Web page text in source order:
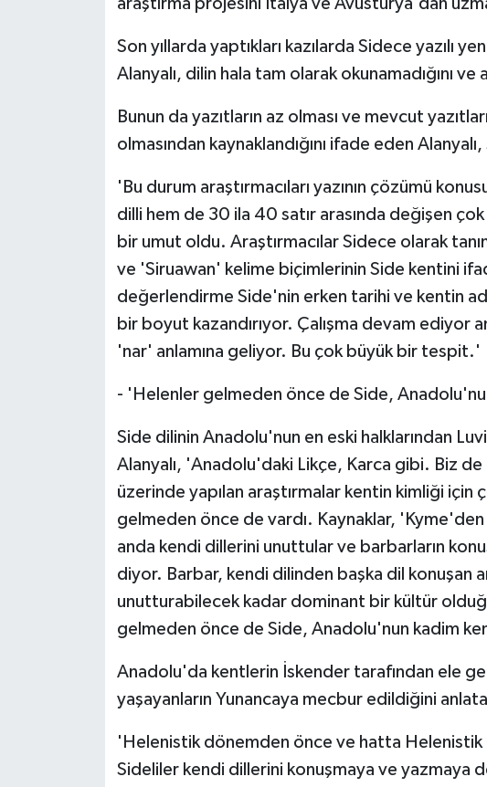
araştırma projesini İtalya ve Avusturya'dan
Son yıllarda yaptıkları kazılarda Sidece yazılı
Alanyalı, dilin hala tam olarak okunamadığını ve
Bunun da yazıtların az olması ve mevcut
olmasından kaynaklandığını ifade eden
'Bu durum araştırmacıları yazının çözümü
dilli hem de 30 ila 40 satır arasında değişen çok
bir umut oldu. Araştırmacılar Sidece olarak
ve 'Siruawan' kelime biçimlerinin Side kentini
değerlendirme Side'nin erken tarihi ve kentin
bir boyut kazandırıyor. Çalışma devam ediyor
'nar' anlamına geliyor. Bu çok büyük bir tespit.'
- 'Helenler gelmeden önce de Side,
Side dilinin Anadolu'nun en eski halklarından
Alanyalı, 'Anadolu'daki Likçe, Karca gibi. Biz
üzerinde yapılan araştırmalar kentin kimliği
gelmeden önce de vardı. Kaynaklar,
anda kendi dillerini unuttular ve barbarların
diyor. Barbar, kendi dilinden başka dil konuşan
unutturabilecek kadar dominant bir kültür
gelmeden önce de Side, Anadolu'nun kadim
Anadolu'da kentlerin İskender tarafından ele
yaşayanların Yunancaya mecbur edildiğini
'Helenistik dönemden önce ve hatta Helenistik
Sideliler kendi dillerini konuşmaya ve yazmaya